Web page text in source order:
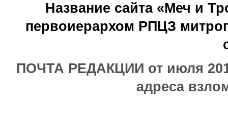
Название сайта «Меч и
первоиерархом РПЦЗ
ПОЧТА РЕДАКЦИИ от июля
адреса